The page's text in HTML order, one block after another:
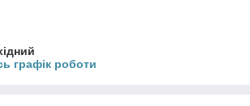
графік роботи